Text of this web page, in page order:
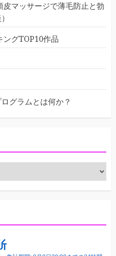
マッサージで薄毛防止と勃
ングTOP10作品
グラムとは何か？